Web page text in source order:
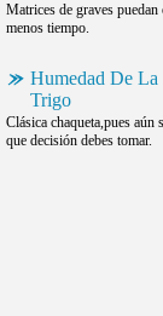
Matrices de graves
menos tiempo.
Humedad De
Trigo
Clásica chaqueta,pues aún
que decisión debes tomar.